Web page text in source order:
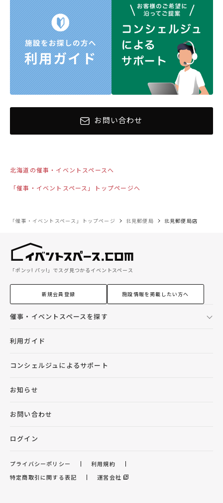
お問い合わせ
北海道の催事・イベントスペースへ
「催事・イベントスペース」トップページへ
「催事・イベントスペース」トップページ 北見郵便局 北見郵便局店
「ポンッ! パッ!」でスグ見つかるイベントスペース
新規会員登録 施設情報を掲載したい方へ
催事・イベントスペースを探す
利用ガイド
コンシェルジュによるサポート
お知らせ
お問い合わせ
ログイン
プライバシーポリシー
利用規約
特定商取引に関する表記
運営会社